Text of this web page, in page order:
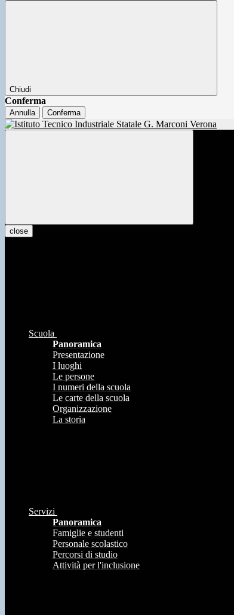
Chiudi
Conferma
Annulla Conferma
close
Scuola
Panoramica
Presentazione
I luoghi
Le persone
I numeri della scuola
Le carte della scuola
Organizzazione
La storia
Servizi
Panoramica
Famiglie e studenti
Personale scolastico
Percorsi di studio
Attività per l'inclusione